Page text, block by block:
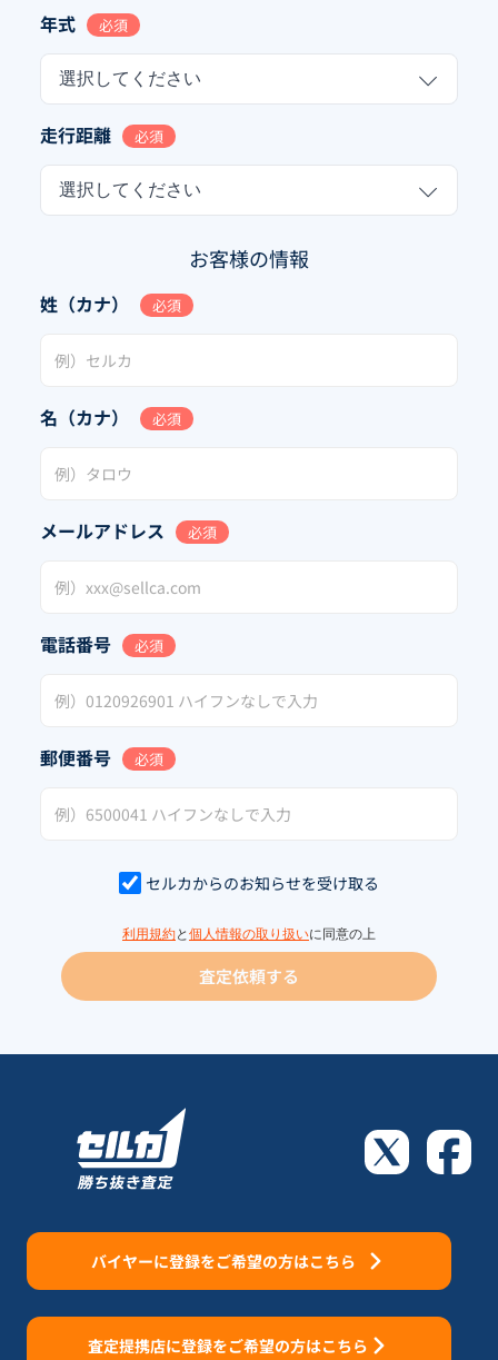
年式 必須
選択してください
走行距離 必須
選択してください
お客様の情報
姓（カナ） 必須
名（カナ） 必須
メールアドレス 必須
電話番号 必須
郵便番号 必須
セルカからのお知らせを受け取る
利用規約と 個人情報の取り扱いに同意の上
査定依頼する
バイヤーに登録をご希望の方はこちら
査定提携店に登録をご希望の方はこちら